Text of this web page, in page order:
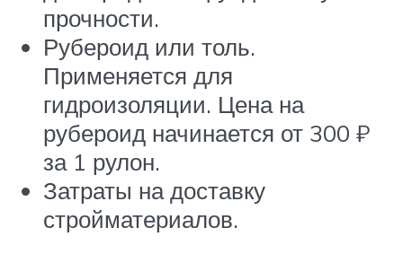
прочности.
Рубероид или толь.
Применяется для
гидроизоляции. Цена на
рубероид начинается от 300 ₽
за 1 рулон.
Затраты на доставку
стройматериалов.